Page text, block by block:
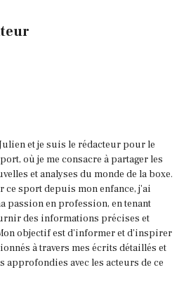
et je suis le rédacteur pour le
où je me consacre à partager les
et analyses du monde de la boxe.
ce sport depuis mon enfance, j'ai
passion en profession, en tenant
des informations précises et
objectif est d'informer et d'inspirer
à travers mes écrits détaillés et
approfondies avec les acteurs de ce